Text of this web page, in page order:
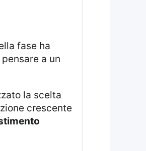
fase ha
a un
crescente